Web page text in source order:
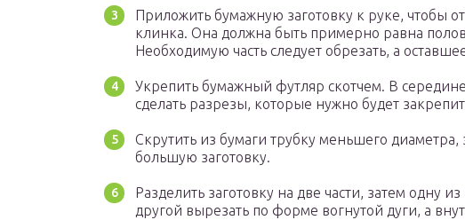
Приложить бумажную заготовку к руке, чтобы
клинка. Она должна быть примерно равна
Необходимую часть следует обрезать, а
Укрепить бумажный футляр скотчем. В
сделать разрезы, которые нужно будет
Скрутить из бумаги трубку меньшего
большую заготовку.
Разделить заготовку на две части, затем одну
другой вырезать по форме вогнутой дуги, а